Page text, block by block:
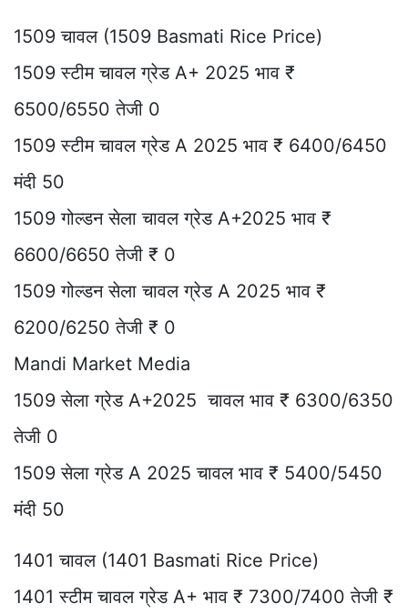
1509 चावल (1509 Basmati Rice Price)
1509 स्टीम चावल ग्रेड A+ 2025 भाव ₹
6500/6550 तेजी 0
1509 स्टीम चावल ग्रेड A 2025 भाव ₹ 6400/6450
मंदी 50
1509 गोल्डन सेला चावल ग्रेड A+2025 भाव ₹
6600/6650 तेजी ₹ 0
1509 गोल्डन सेला चावल ग्रेड A 2025 भाव ₹
6200/6250 तेजी ₹ 0
Mandi Market Media
1509 सेला ग्रेड A+2025 चावल भाव ₹ 6300/6350
तेजी 0
1509 सेला ग्रेड A 2025 चावल भाव ₹ 5400/5450
मंदी 50
1401 चावल (1401 Basmati Rice Price)
1401 स्टीम चावल ग्रेड A+ भाव ₹ 7300/7400 तेजी ₹